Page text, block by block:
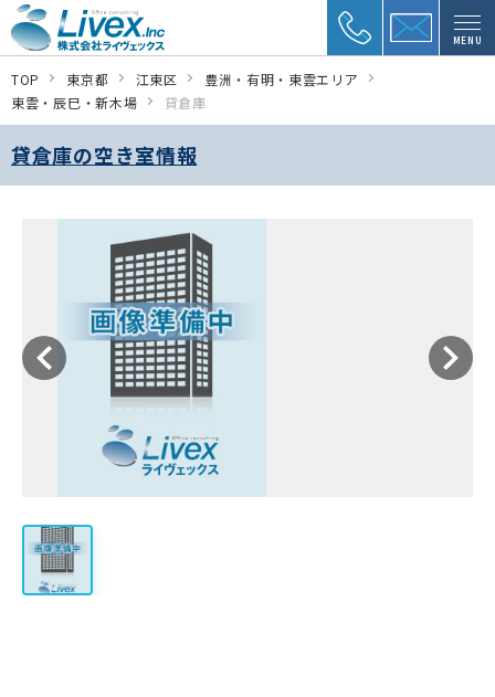
MENU
TOP 東京都 江東区
豊洲・有明・東雲エリア
東雲・辰巳・新木場
貸倉庫
貸倉庫の空き室情報